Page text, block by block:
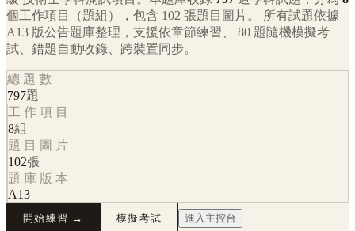
個工作項目（題組），包含 102 張題目圖片。 所有試題依據
A13 版公告題庫整理，支援依章節練習、 80 題隨機模擬考
試、錯題自動收錄、跨裝置同步。
總題數
797題
工作項目
8組
題目圖片
102張
題庫版本
A13
開始練習 → 模擬考試 進入主控台